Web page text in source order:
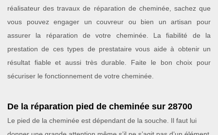
réalisateur des travaux de réparation de cheminée, sachez que
vous pouvez engager un couvreur ou bien un artisan pour
assurer la réparation de votre cheminée. La fiabilité de la
prestation de ces types de prestataire vous aide à obtenir un
résultat fiable et aussi très durable. Faite le bon choix pour
sécuriser le fonctionnement de votre cheminée.
De la réparation pied de cheminée sur 28700
Le pied de la cheminée est dépendant de la souche. Il faut lui